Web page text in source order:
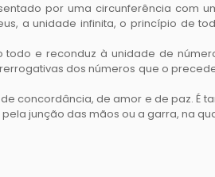
por uma circunferência com
a unidade infinita, o princípio de
e reconduz à unidade de
dos números que o
concordância, de amor e de paz. É
junção das mãos ou a garra, na